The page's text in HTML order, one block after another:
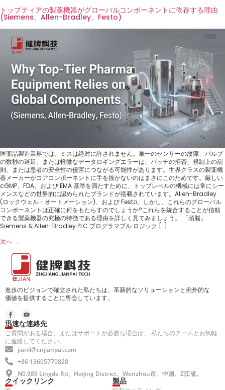
トップティアの製薬機器がグローバルコンポーネントに依存する理由
(Siemens、Allen-Bradley、Festo)
医薬品製造業界では、ミスは絶対に許されません。単一のセンサーの故障、バルブ
の数秒の遅延、または軽微なデータロギングエラーは、バッチの拒否、規制上の罰
則、または患者の安全性の侵害につながる可能性があります。世界クラスの製薬機
器メーカーがコアコンポーネントに手を抜かないのはまさにこのためです。厳しい
cGMP、FDA、および EMA 基準を満たすために、トップレベルの機械には常にシー
メンスなどの世界的に認められたブランドが搭載されています。Allen-Bradley
(ロックウェル・オートメーション)、および Festo。しかし、これらのグローバル
コンポーネントは正確に何をもたらすのでしょうか?これらを統合することが信頼
できる製薬機器の究極の特徴である理由を詳しく見てみましょう。 「頭脳」:
Siemens & Allen-Bradley PLC プログラマブル ロジック […]
次へ →
進歩のビジョンで確立された私たちは、革新的なソリューションと例外的な
価値を提供することに専念しています。
クイックリンク 製品
迅速な連絡先
ご質問がある場合、またはサポートが必要な場合は、 私たちのチームとお気軽
に連絡してください。
jianli@cnjianpai.com
+86 13605770828
N0.989 Lingde Rd、Haijing District、Wenzhou市、中国、Z江省。